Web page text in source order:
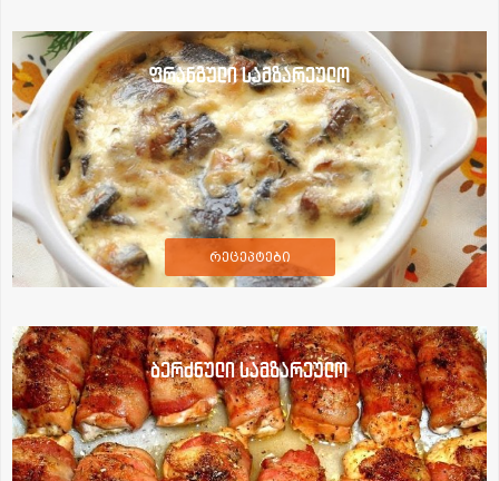
ფრანგული სამზარეულო
რეცეპტები
ბერძნული სამზარეულო